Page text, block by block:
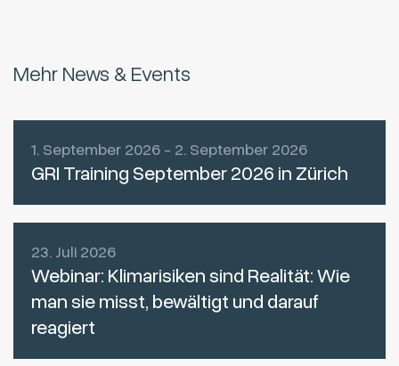
Mehr News & Events
1. September 2026 - 2. September 2026
GRI Training September 2026 in Zürich
23. Juli 2026
Webinar: Klimarisiken sind Realität: Wie
man sie misst, bewältigt und darauf
reagiert